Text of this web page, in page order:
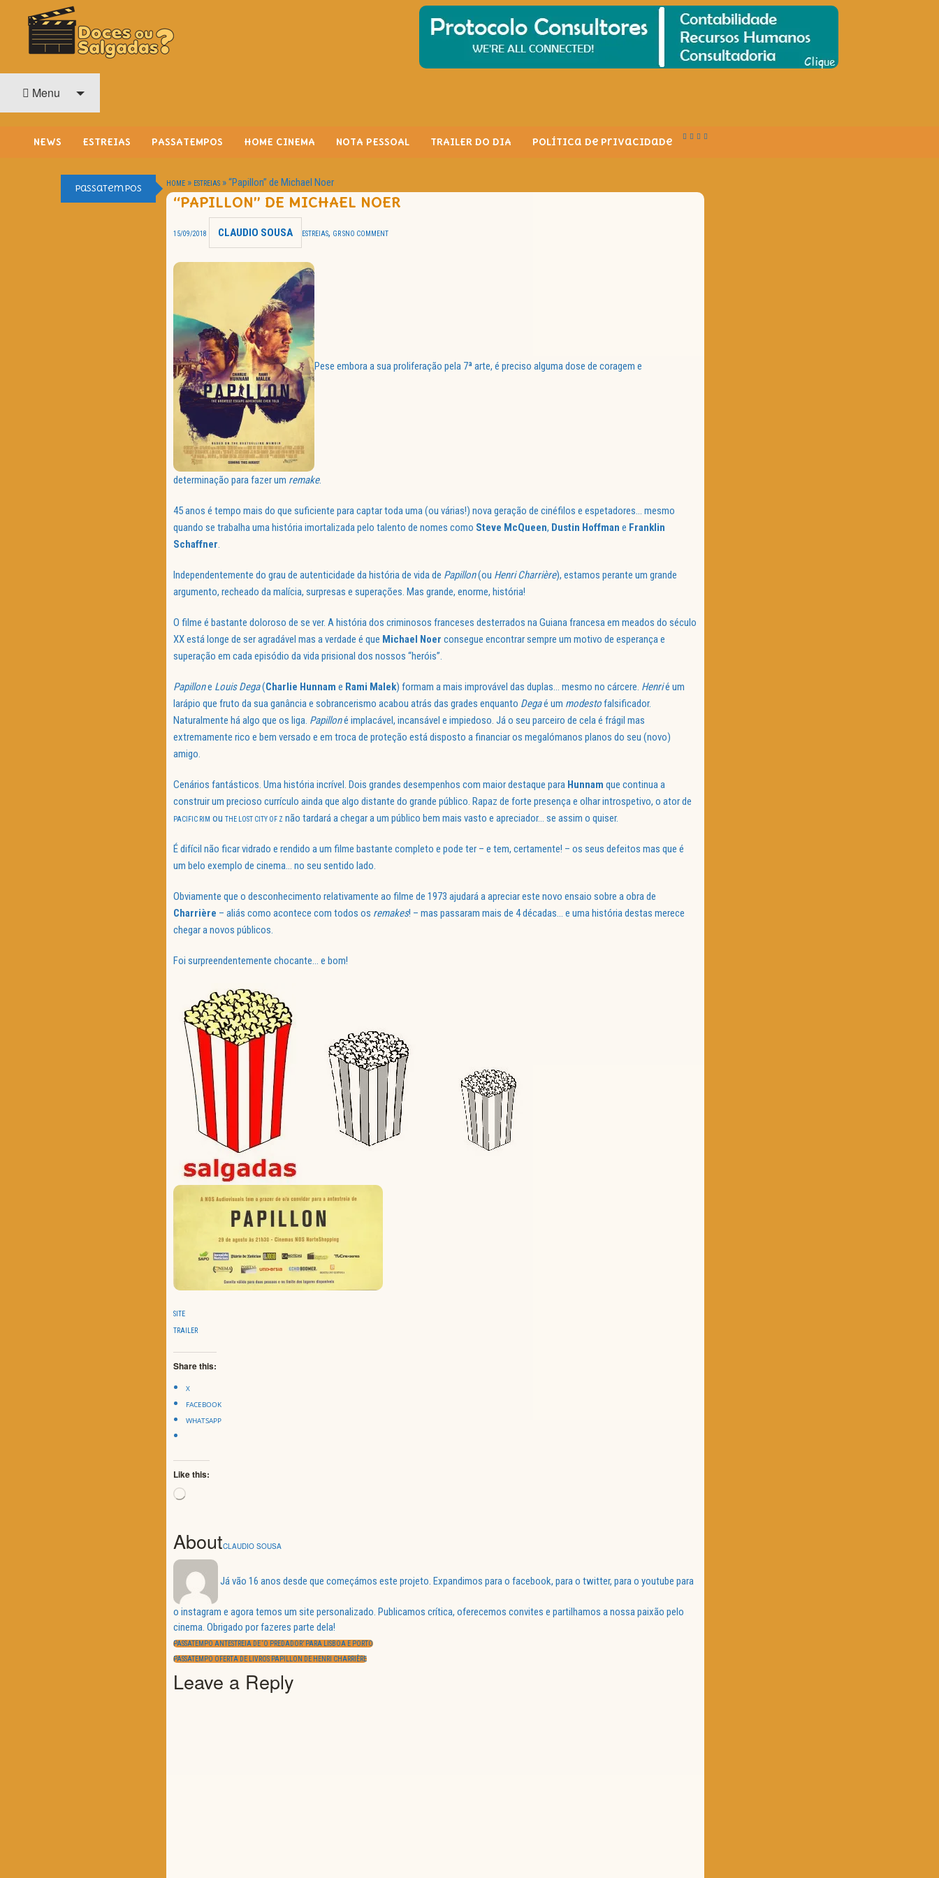
O Cinema? Uma Paixão!!
Menu
NEWS ESTREIAS PASSATEMPOS HOME CINEMA NOTA PESSOAL TRAILER DO DIA Política de Privacidade
Passatempos HOME » ESTREIAS »“Papillon” de Michael Noer
“PAPILLON” DE MICHAEL NOER
15/09/2018 CLAUDIO SOUSA ESTREIAS, GR SNO COMMENT
Pese embora a sua proliferação pela 7ª arte, é preciso alguma dose de coragem e
determinação para fazer um remake.
45 anos é tempo mais do que suficiente para captar toda uma (ou várias!) nova geração de cinéfilos e espetadores… mesmo
quando se trabalha uma história imortalizada pelo talento de nomes como Steve McQueen, Dustin Hoffman e Franklin
Schaffner.
Independentemente do grau de autenticidade da história de vida de Papillon(ou Henri Charrière), estamos perante um grande
argumento, recheado da malícia, surpresas e superações. Mas grande, enorme, história!
O filme é bastante doloroso de se ver. A história dos criminosos franceses desterrados na Guiana francesa em meados do século
XX está longe de ser agradável mas a verdade é que Michael Noer consegue encontrar sempre um motivo de esperança e
superação em cada episódio da vida prisional dos nossos “heróis”.
Papillone Louis Dega(Charlie Hunnam e Rami Malek) formam a mais improvável das duplas… mesmo no cárcere. Henrié um
larápio que fruto da sua ganância e sobrancerismo acabou atrás das grades enquanto Degaé um modestofalsificador.
Naturalmente há algo que os liga. Papilloné implacável, incansável e impiedoso. Já o seu parceiro de cela é frágil mas
extremamente rico e bem versado e em troca de proteção está disposto a financiar os megalómanos planos do seu (novo)
amigo.
Cenários fantásticos. Uma história incrível. Dois grandes desempenhos com maior destaque para Hunnam que continua a
construir um precioso currículo ainda que algo distante do grande público. Rapaz de forte presença e olhar introspetivo, o ator de
PACIFIC RIM ou THE LOST CITY OF Z não tardará a chegar a um público bem mais vasto e apreciador… se assim o quiser.
É difícil não ficar vidrado e rendido a um filme bastante completo e pode ter – e tem, certamente! – os seus defeitos mas que é
um belo exemplo de cinema… no seu sentido lado.
Obviamente que o desconhecimento relativamente ao filme de 1973 ajudará a apreciar este novo ensaio sobre a obra de
Charrière – aliás como acontece com todos os remakes! – mas passaram mais de 4 décadas… e uma história destas merece
chegar a novos públicos.
Foi surpreendentemente chocante… e bom!
SITE
TRAILER
Share this:
X
FACEBOOK
WHATSAPP
Like this:
Loading…
AboutCLAUDIO SOUSA
Já vão 16 anos desde que começámos este projeto. Expandimos para o facebook, para o twitter, para o youtube para
o instagram e agora temos um site personalizado. Publicamos crítica, oferecemos convites e partilhamos a nossa paixão pelo
cinema. Obrigado por fazeres parte dela!
Navegação
de
artigos
PREVIOUS
PASSATEMPO ANTESTREIA DE ‘O PREDADOR’ PARA LISBOA E PORTO
NEXT
PASSATEMPO OFERTA DE LIVROS PAPILLON DE HENRI CHARRIÈRE
Leave a Reply